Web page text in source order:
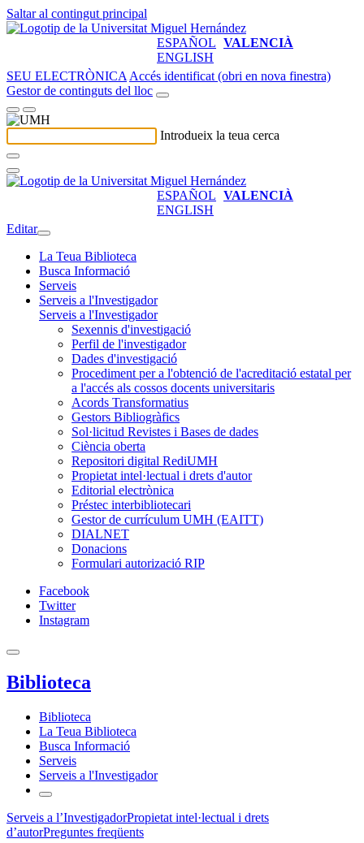
Saltar al contingut principal
ESPAÑOL VALENCIÀ
ENGLISH
SEU ELECTRÒNICA Accés identificat (obri en nova finestra)
Gestor de continguts del lloc
Introdueix la teua cerca
ESPAÑOL VALENCIÀ
ENGLISH
Editar
La Teua Biblioteca
Busca Informació
Serveis
Serveis a l'Investigador
Serveis a l'Investigador
Sexennis d'investigació
Perfil de l'investigador
Dades d'investigació
Procediment per a l'obtenció de l'acreditació estatal per
a l'accés als cossos docents universitaris
Acords Transformatius
Gestors Bibliogràfics
Sol·licitud Revistes i Bases de dades
Ciència oberta
Repositori digital RediUMH
Propietat intel·lectual i drets d'autor
Editorial electrònica
Préstec interbibliotecari
Gestor de currículum UMH (EAITT)
DIALNET
Donacions
Formulari autorizació RIP
Facebook
Twitter
Instagram
Biblioteca
Biblioteca
La Teua Biblioteca
Busca Informació
Serveis
Serveis a l'Investigador
Serveis a l’InvestigadorPropietat intel·lectual i drets
d’autorPreguntes freqüents